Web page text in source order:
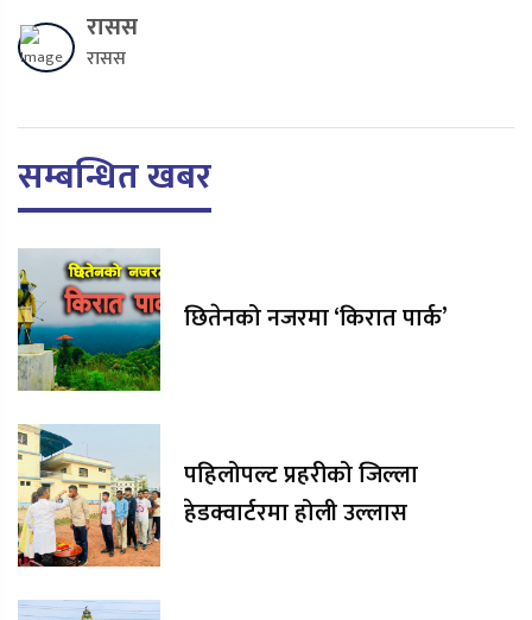
रासस
रासस
सम्बन्धित खबर
छितेनको नजरमा ‘किरात पार्क’
पहिलोपल्ट प्रहरीको जिल्ला
हेडक्वार्टरमा होली उल्लास